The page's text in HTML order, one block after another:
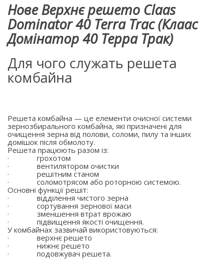
Нове Верхнє решето Claas
Dominator 40 Terra Trac (Клаас
Домінатор 40 Терра Трак)
Для чого служать решета
комбайна
Решета комбайна — це елементи очисної системи
зернозбирального комбайна, які призначені для
очищення зерна від полови, соломи, пилу та інших
домішок після обмолоту.
Решета працюють разом із:
·
грохотом
·
вентилятором очистки
·
решітним станом
·
соломотрясом або роторною системою.
Основні функції решіт:
·
відділення чистого зерна
·
сортування зернової маси
·
зменшення втрат врожаю
·
підвищення якості очищення.
У комбайнах зазвичай використовуються:
·
верхнє решето
·
нижнє решето
·
подовжувач решета.